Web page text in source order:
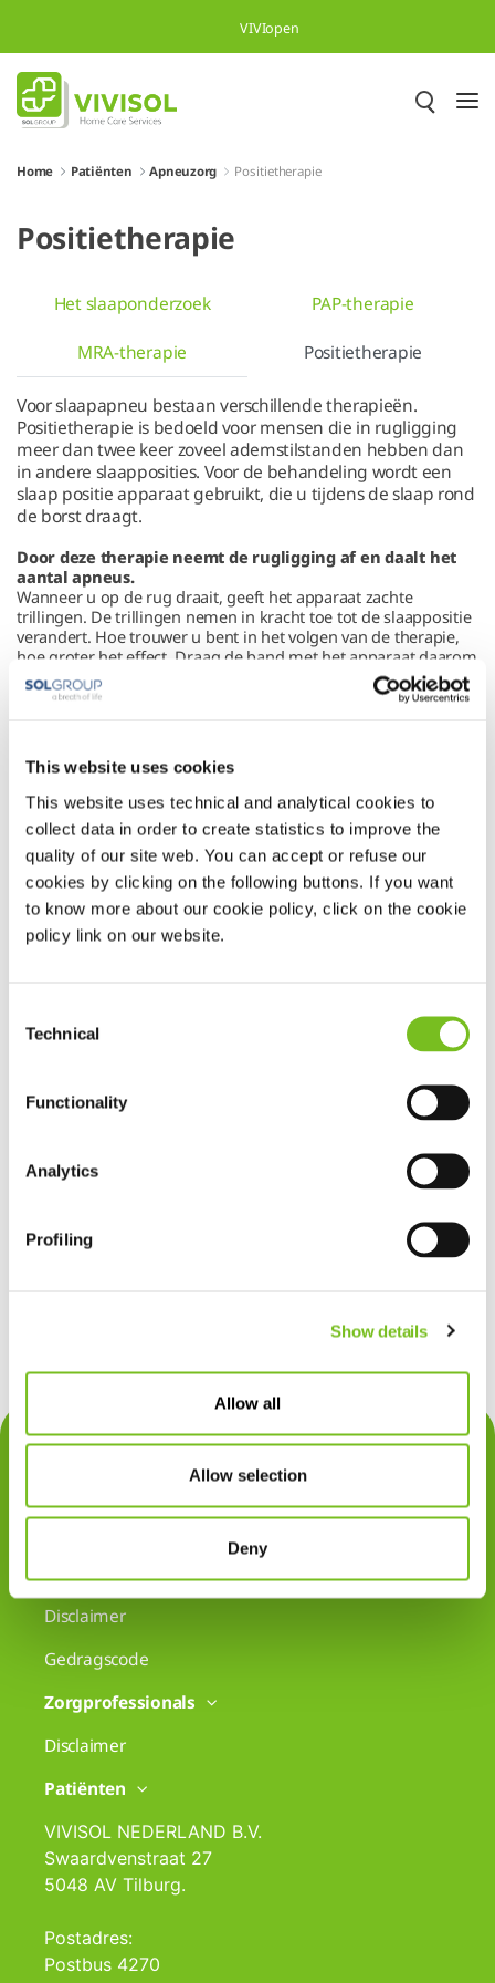
This website uses cookies
This website uses technical and analytical cookies to
collect data in order to create statistics to improve the
quality of our site web. You can accept or refuse our
cookies by clicking on the following buttons. If you want
to know more about our cookie policy, click on the cookie
policy link on our website.
Selection
Technical
Functionality
Analytics
Profiling
Show details
Allow all
Allow selection
Deny
VIVIopen
Home Patiënten Apneuzorg Positietherapie
Positietherapie
Het slaaponderzoek
PAP-therapie
MRA-therapie
Positietherapie
Voor slaapapneu bestaan verschillende therapieën.
Positietherapie is bedoeld voor mensen die in rugligging
meer dan twee keer zoveel ademstilstanden hebben dan
in andere slaapposities. Voor de behandeling wordt een
slaap positie apparaat gebruikt, die u tijdens de slaap rond
de borst draagt.
Door deze therapie neemt de rugligging af en daalt het
aantal apneus.
Wanneer u op de rug draait, geeft het apparaat zachte
trillingen. De trillingen nemen in kracht toe tot de slaappositie
verandert. Hoe trouwer u bent in het volgen van de therapie,
hoe groter het effect. Draag de band met het apparaat daarom
bij elk slaapmoment.
instructievideo'sover positietherapie (POSAS).
Heeft u vragen over positietherapie? U kunt ons op werkdagen
tussen 8:30 en 17:00 bereiken via:013-5231021. Buiten deze
tijden alleen voor spoedgevallen.
Contact
Cookiegebruik
Disclaimer
Gedragscode
Zorgprofessionals
Disclaimer
Patiënten
VIVISOL NEDERLAND B.V.
Swaardvenstraat 27
5048 AV Tilburg.
Postadres:
Postbus 4270